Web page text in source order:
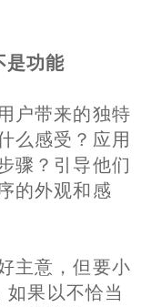
是功能
户带来的独特
么感受？应用
骤？引导他们
的外观和感
主意，但要小
果以不恰当